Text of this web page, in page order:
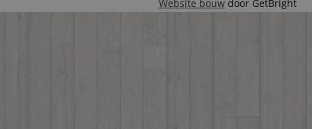
Website bouwdoor GetBright